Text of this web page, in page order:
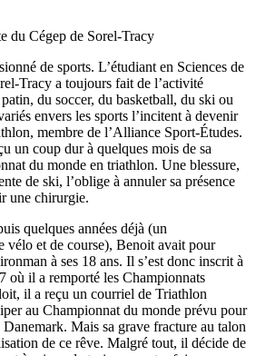
du Cégep de Sorel-Tracy
de sports. L’étudiant en Sciences de
Tracy a toujours fait de l’activité
du soccer, du basketball, du ski ou
envers les sports l’incitent à devenir
membre de l’Alliance Sport-Études.
un coup dur à quelques mois de sa
du monde en triathlon. Une blessure,
de ski, l’oblige à annuler sa présence
une chirurgie.
quelques années déjà (un
vélo et de course), Benoit avait pour
à ses 18 ans. Il s’est donc inscrit à
où il a remporté les Championnats
il a reçu un courriel de Triathlon
au Championnat du monde prévu pour
Mais sa grave fracture au talon
de ce rêve. Malgré tout, il décide de